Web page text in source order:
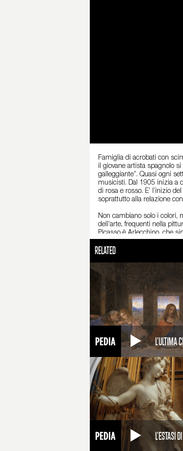
Famiglia di acrobati con
il giovane artista spagnolo
galleggiante”. Quasi ogni
musicisti. Dal 1905 inizia a
di rosa e rosso. E’ l’inizio
soprattutto alla relazione
Non cambiano solo i colori,
dell’arte, frequenti nella
Picasso è Arlecchino, che
Il soggetto deriva dal
è equilibrata e
I saltimbanchi, come in tutta
quello libero dell’aria e
un’atmosfera raccolta e
proprio negli stessi anni.
cubista. Il dipinto è
RELATED
L'ULTIMA
L'ESTASI